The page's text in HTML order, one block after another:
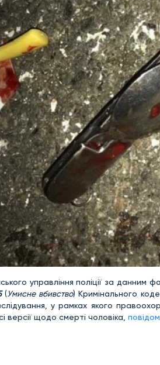
управління поліції за
(Умисне вбивство) Кримінального
у рамках якого
версії щодо смерті чоловіка,